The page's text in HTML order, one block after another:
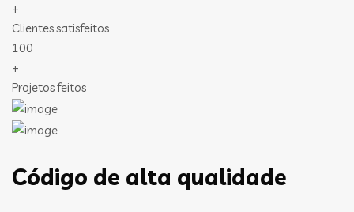
+
Clientes satisfeitos
100
+
Projetos feitos
Código de alta qualidade